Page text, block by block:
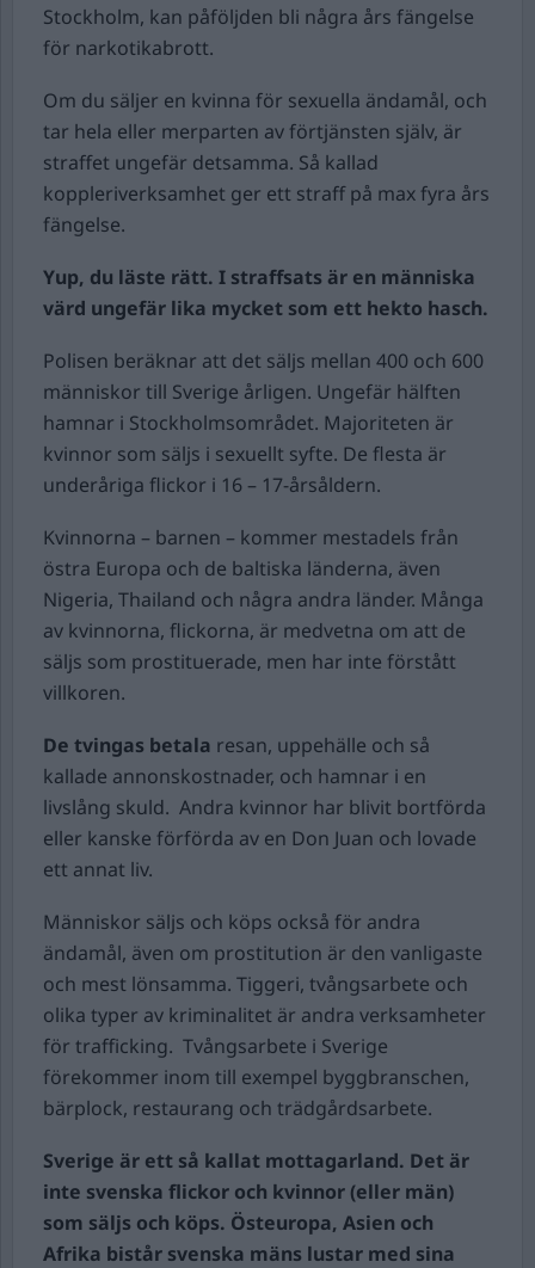
Stockholm, kan påföljden bli några års fängelse
för narkotikabrott.
Om du säljer en kvinna för sexuella ändamål, och
tar hela eller merparten av förtjänsten själv, är
straffet ungefär detsamma. Så kallad
koppleriverksamhet ger ett straff på max fyra års
fängelse.
Yup, du läste rätt. I straffsats är en människa
värd ungefär lika mycket som ett hekto hasch.
Polisen beräknar att det säljs mellan 400 och 600
människor till Sverige årligen. Ungefär hälften
hamnar i Stockholmsområdet. Majoriteten är
kvinnor som säljs i sexuellt syfte. De flesta är
underåriga flickor i 16 – 17-årsåldern.
Kvinnorna – barnen – kommer mestadels från
östra Europa och de baltiska länderna, även
Nigeria, Thailand och några andra länder. Många
av kvinnorna, flickorna, är medvetna om att de
säljs som prostituerade, men har inte förstått
villkoren.
De tvingas betala resan, uppehälle och så
kallade annonskostnader, och hamnar i en
livslång skuld. Andra kvinnor har blivit bortförda
eller kanske förförda av en Don Juan och lovade
ett annat liv.
Människor säljs och köps också för andra
ändamål, även om prostitution är den vanligaste
och mest lönsamma. Tiggeri, tvångsarbete och
olika typer av kriminalitet är andra verksamheter
för trafficking. Tvångsarbete i Sverige
förekommer inom till exempel byggbranschen,
bärplock, restaurang och trädgårdsarbete.
Sverige är ett så kallat mottagarland. Det är
inte svenska flickor och kvinnor (eller män)
som säljs och köps. Östeuropa, Asien och
Afrika bistår svenska mäns lustar med sina